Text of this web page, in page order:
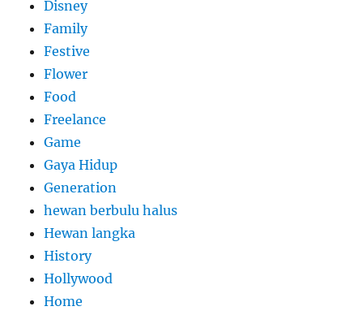
Disney
Family
Festive
Flower
Food
Freelance
Game
Gaya Hidup
Generation
hewan berbulu halus
Hewan langka
History
Hollywood
Home